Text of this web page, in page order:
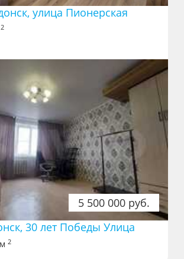
улица Пионерская
2
5 500 000 руб.
30 лет Победы Улица
м2